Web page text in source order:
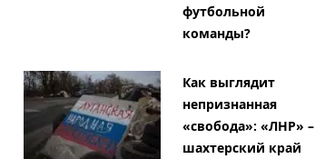
футбольной
команды?
Как выглядит
непризнанная
«свобода»: «ЛНР» –
шахтерский край